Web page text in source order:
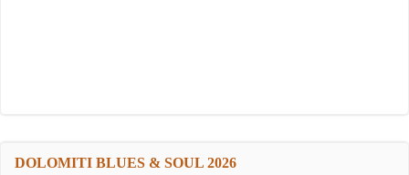
DOLOMITI BLUES & SOUL 2026